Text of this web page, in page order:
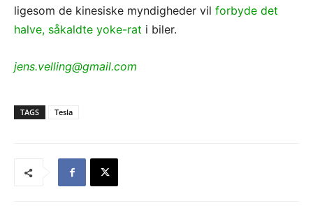
ligesom de kinesiske myndigheder vil forbyde det
halve, såkaldte yoke-rat i biler.
jens.velling@gmail.com
TAGS Tesla